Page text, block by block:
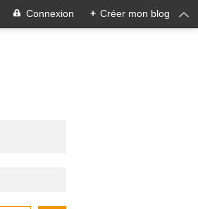
Connexion + Créer mon blog